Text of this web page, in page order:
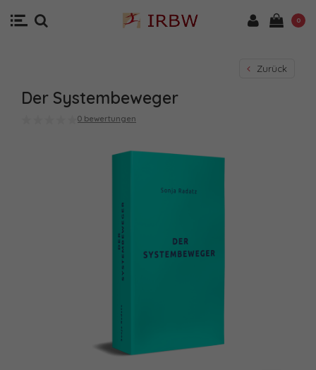
0
Zurück
Der Systembeweger
0 bewertungen